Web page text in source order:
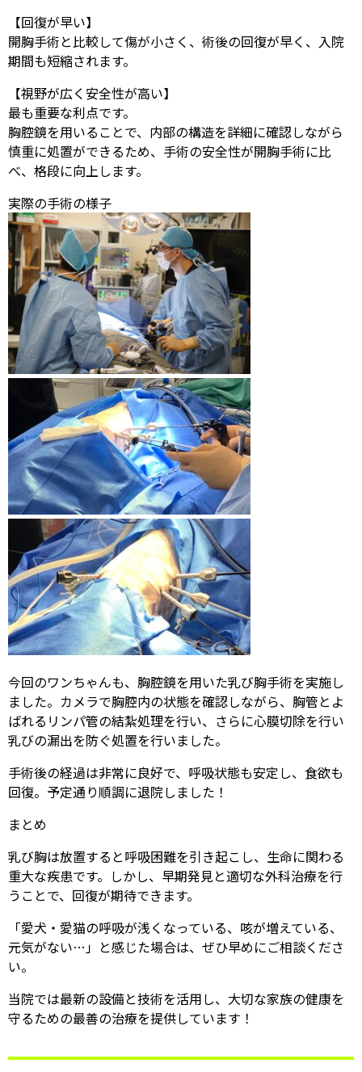
【回復が早い】
開胸手術と比較して傷が小さく、術後の回復が早く、入院
期間も短縮されます。
【視野が広く安全性が高い】
最も重要な利点です。
胸腔鏡を用いることで、内部の構造を詳細に確認しながら
慎重に処置ができるため、手術の安全性が開胸手術に比
べ、格段に向上します。
実際の手術の様子
今回のワンちゃんも、胸腔鏡を用いた乳び胸手術を実施し
ました。カメラで胸腔内の状態を確認しながら、胸管とよ
ばれるリンパ管の結紮処理を行い、さらに心膜切除を行い
乳びの漏出を防ぐ処置を行いました。
手術後の経過は非常に良好で、呼吸状態も安定し、食欲も
回復。予定通り順調に退院しました！
まとめ
乳び胸は放置すると呼吸困難を引き起こし、生命に関わる
重大な疾患です。しかし、早期発見と適切な外科治療を行
うことで、回復が期待できます。
「愛犬・愛猫の呼吸が浅くなっている、咳が増えている、
元気がない…」と感じた場合は、ぜひ早めにご相談くださ
い。
当院では最新の設備と技術を活用し、大切な家族の健康を
守るための最善の治療を提供しています！